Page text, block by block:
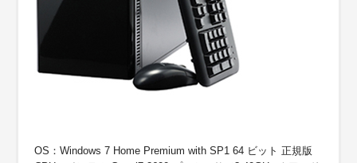
OS：Windows 7 Home Premium with SP1 64 ビット 正規版